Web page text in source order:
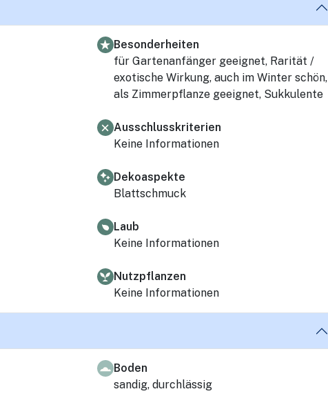
Besonderheiten
für Gartenanfänger geeignet, Rarität /
exotische Wirkung, auch im Winter schön,
als Zimmerpflanze geeignet, Sukkulente
Ausschlusskriterien
Keine Informationen
Dekoaspekte
Blattschmuck
Laub
Keine Informationen
Nutzpflanzen
Keine Informationen
Boden
sandig, durchlässig